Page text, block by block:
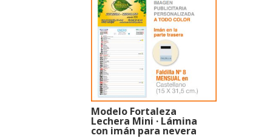
Modelo Fortaleza
Lechera Mini · Lámina
con imán para nevera